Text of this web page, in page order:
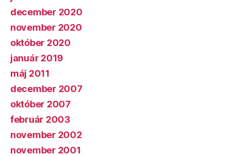
december 2020
november 2020
október 2020
január 2019
máj 2011
december 2007
október 2007
február 2003
november 2002
november 2001